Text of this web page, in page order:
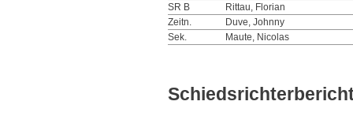
SR B
Rittau, Florian
Zeitn.
Duve, Johnny
Sek.
Maute, Nicolas